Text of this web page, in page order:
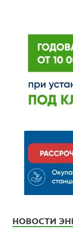
НОВОСТИ